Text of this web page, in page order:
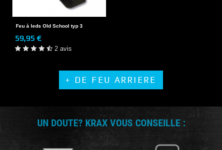
Feu à leds Old School typ 3
59,95 €
2 avis
+ DE FEU ARRIERE
UN DOUTE? KRAX VOUS CONSEILLE :